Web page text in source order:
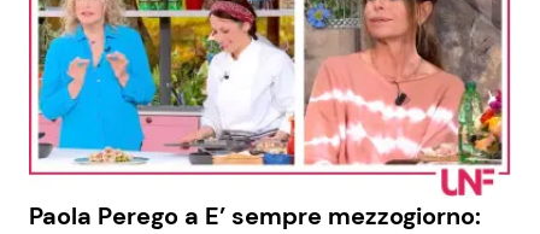
Paola Perego a E’ sempre mezzogiorno: